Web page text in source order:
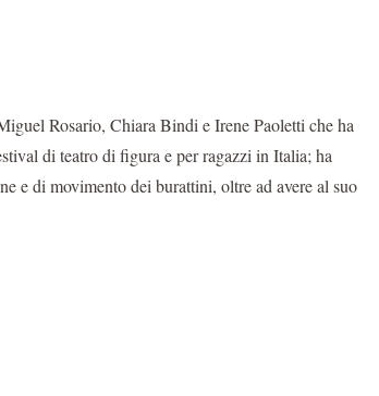
Rosario, Chiara Bindi e Irene Paoletti che ha
di teatro di figura e per ragazzi in Italia; ha
e di movimento dei burattini, oltre ad avere al suo